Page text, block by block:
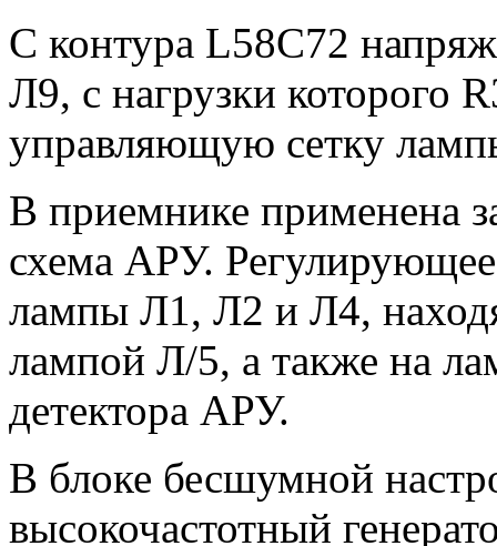
С контура L58C72
Л9, с нагрузки которого
управляющую сетку
В приемнике применена
схема АРУ.
лампы Л1, Л2 и Л4,
лампой Л/5, а также на
детектора АРУ.
В блоке бесшумной
высокочастотный